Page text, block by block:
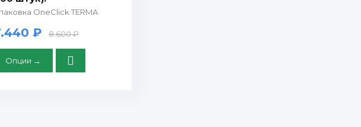
OneClick TERMA
₽ 8.600 ₽
Опции →